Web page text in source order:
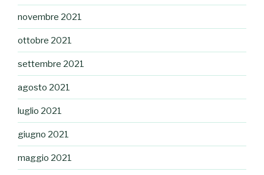
novembre 2021
ottobre 2021
settembre 2021
agosto 2021
luglio 2021
giugno 2021
maggio 2021